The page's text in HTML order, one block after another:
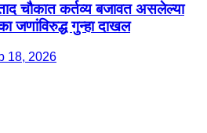
चौकात कर्तव्य बजावत असलेल्या
जणांविरुद्ध गुन्हा दाखल
18, 2026